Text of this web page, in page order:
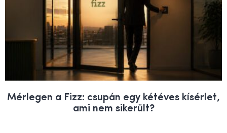
Mérlegen a Fizz: csupán egy kétéves kísérlet,
ami nem sikerült?